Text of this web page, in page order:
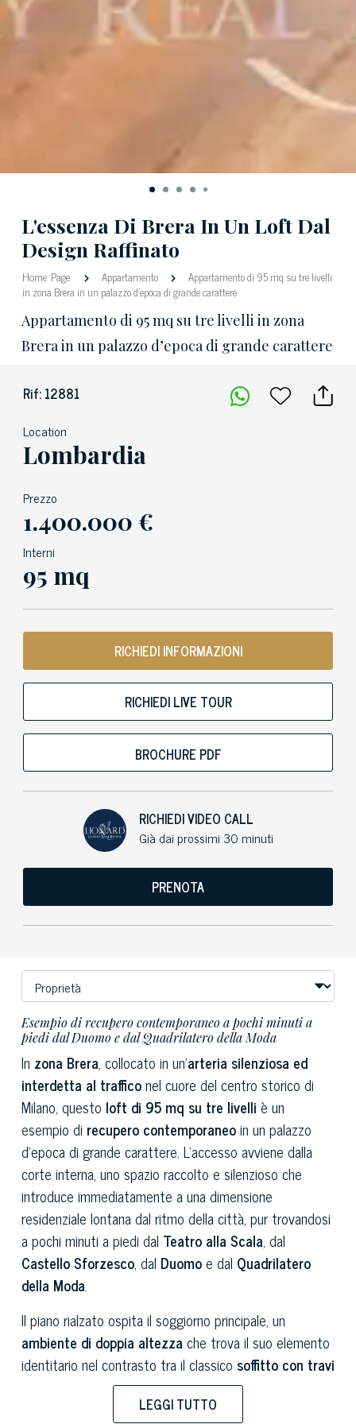
L'essenza Di Brera In Un Loft Dal
Design Raffinato
Home Page Appartamento
Appartamento di 95 mq su tre livelli
in zona Brera in un palazzo d’epoca di grande carattere
Appartamento di 95 mq su tre livelli in zona
Brera in un palazzo d’epoca di grande carattere
Rif: 12881
Location
Lombardia
Prezzo
1.400.000 €
Interni
95 mq
RICHIEDI INFORMAZIONI
RICHIEDI LIVE TOUR
BROCHURE PDF
RICHIEDI VIDEO CALL
Già dai prossimi 30 minuti
PRENOTA
Esempio di recupero contemporaneo a pochi minuti a
piedi dal Duomo e dal Quadrilatero della Moda
In zona Brera, collocato in un’arteria silenziosa ed
interdetta al trafficonel cuore del centro storico di
Milano, questo loft di 95 mq su tre livelli è un
esempio di recupero contemporaneoin un palazzo
d'epoca di grande carattere. L'accesso avviene dalla
corte interna, uno spazio raccolto e silenzioso che
introduce immediatamente a una dimensione
residenziale lontana dal ritmo della città, pur trovandosi
a pochi minuti a piedi dal Teatro alla Scala, dal
Castello Sforzesco, dal Duomoe dal Quadrilatero
della Moda.
Il piano rialzato ospita il soggiorno principale, un
ambiente di doppia altezza che trova il suo elemento
identitario nel contrasto tra il classico soffitto con travi
originali in legno grezzo, conservate a vista, e la
struttura moderna in acciaio verniciato
LEGGI TUTTO